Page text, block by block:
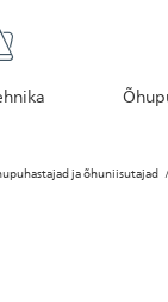
ja õhuniisutajad